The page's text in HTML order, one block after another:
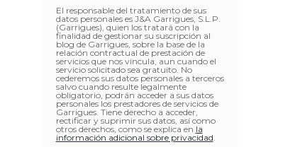
El responsable del tratamiento de sus
datos personales es J&A Garrigues, S.L.P.
(Garrigues), quien los tratará con la
finalidad de gestionar su suscripción al
blog de Garrigues, sobre la base de la
relación contractual de prestación de
servicios que nos vincula, aun cuando el
servicio solicitado sea gratuito. No
cederemos sus datos personales a terceros
salvo cuando resulte legalmente
obligatorio, podrán acceder a sus datos
personales los prestadores de servicios de
Garrigues. Tiene derecho a acceder,
rectificar y suprimir sus datos, así como
otros derechos, como se explica en la
información adicional sobre privacidad.